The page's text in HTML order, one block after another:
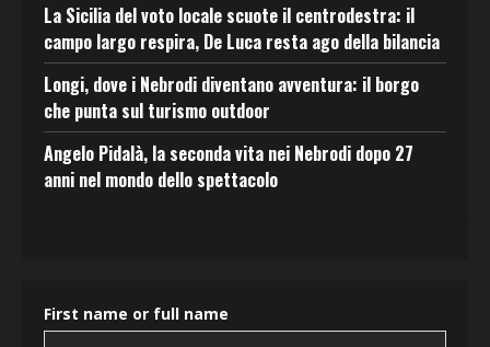
La Sicilia del voto locale scuote il centrodestra: il
campo largo respira, De Luca resta ago della bilancia
Longi, dove i Nebrodi diventano avventura: il borgo
che punta sul turismo outdoor
Angelo Pidalà, la seconda vita nei Nebrodi dopo 27
anni nel mondo dello spettacolo
First name or full name